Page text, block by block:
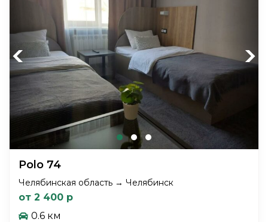
Previous Next
Polo 74
Челябинская область → Челябинск
от 2 400 р
0.6 км